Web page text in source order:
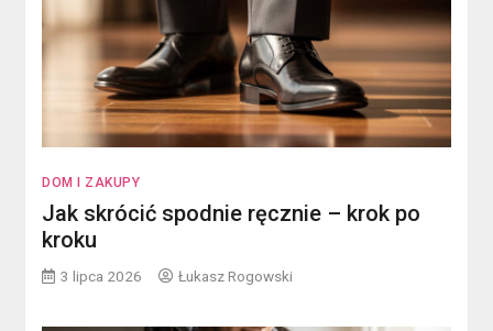
DOM I ZAKUPY
Jak skrócić spodnie ręcznie – krok po
kroku
3 lipca 2026 Łukasz Rogowski